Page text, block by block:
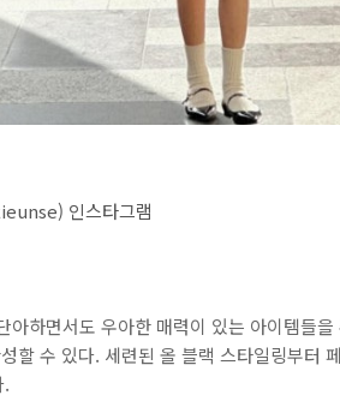
인스타그램
하면서도 우아한 매력이 있는 아이템들
할 수 있다. 세련된 올 블랙 스타일링부터
.